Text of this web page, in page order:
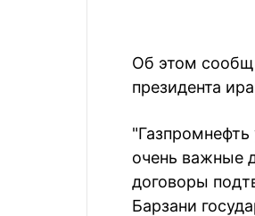
Об этом
президента
очень важные
договоры
Барзани